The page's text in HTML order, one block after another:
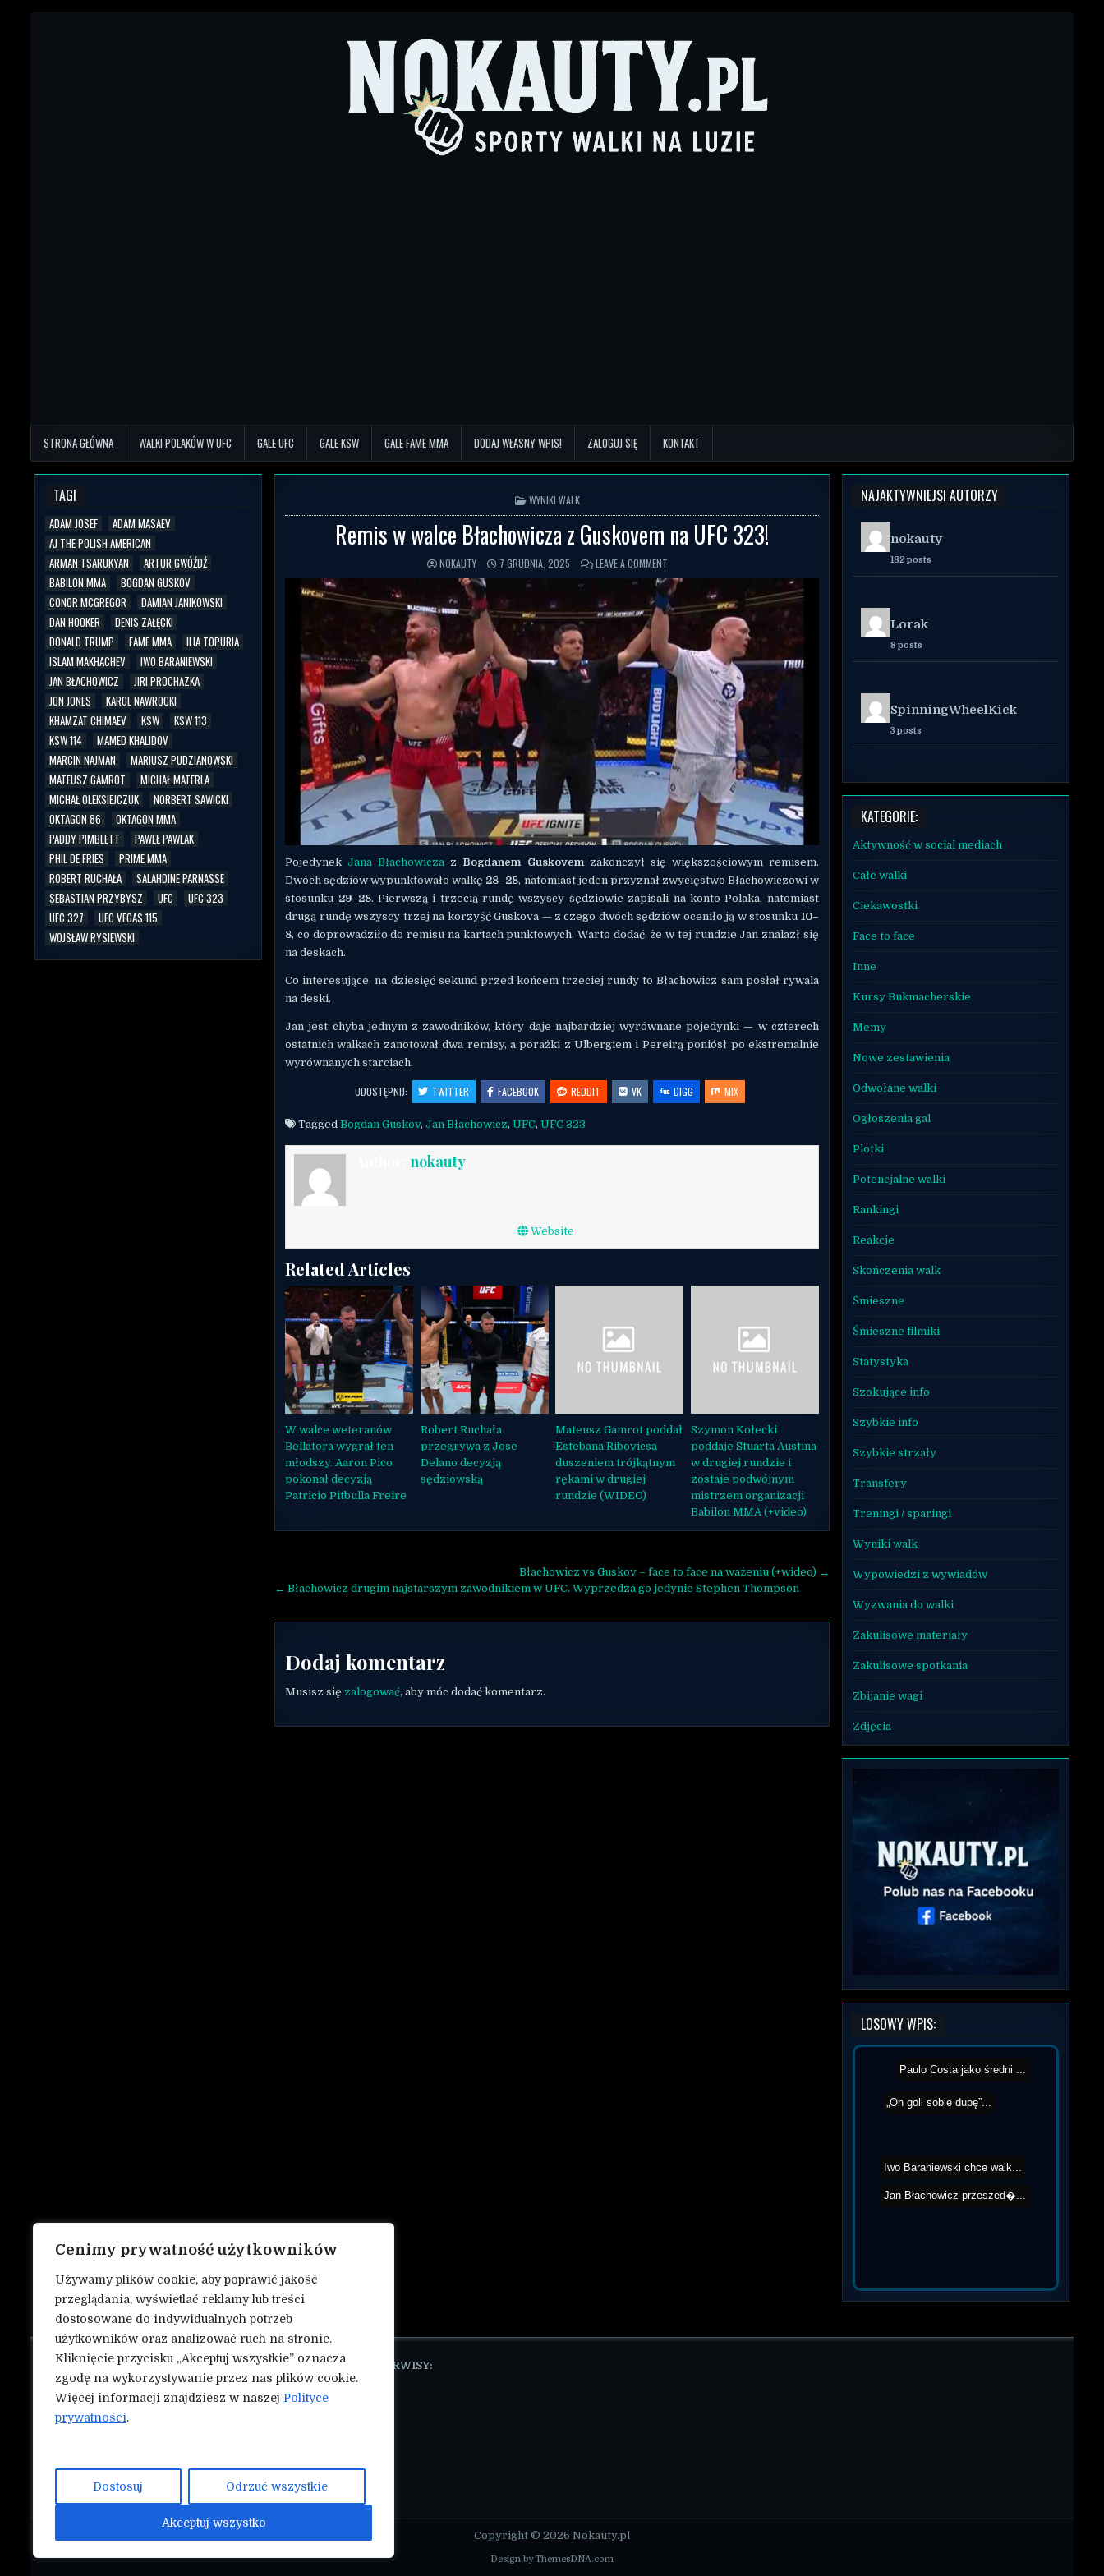
Cenimy prywatność użytkowników
Używamy plików cookie, aby poprawić jakość
przeglądania, wyświetlać reklamy lub treści
dostosowane do indywidualnych potrzeb
użytkowników oraz analizować ruch na stronie.
Kliknięcie przycisku „Akceptuj wszystkie” oznacza
zgodę na wykorzystywanie przez nas plików cookie.
Więcej informacji znajdziesz w naszej Polityce
prywatności.
Dostosuj Odrzuć wszystkie
Akceptuj wszystko
STRONA GŁÓWNA WALKI POLAKÓW W UFC GALE UFC GALE KSW GALE FAME MMA DODAJ WŁASNY WPIS! ZALOGUJ SIĘ KONTAKT
POSTED IN
WYNIKI WALK
Remis w walce Błachowicza z Guskovem na UFC 323!
NOKAUTY 7 GRUDNIA, 2025 LEAVE A COMMENT
PojedynekJana Błachowicza z Bogdanem Guskovemzakończył się większościowym remisem.
Dwóch sędziów wypunktowało walkę 28–28, natomiast jeden przyznał zwycięstwo Błachowiczowi w
stosunku 29–28. Pierwszą i trzecią rundę wszyscy sędziowie zapisali na konto Polaka, natomiast
drugą rundę wszyscy trzej na korzyść Guskova — z czego dwóch sędziów oceniło ją w stosunku 10–
8, co doprowadziło do remisu na kartach punktowych. Warto dodać, że w tej rundzie Jan znalazł się
na deskach.
Co interesujące, na dziesięć sekund przed końcem trzeciej rundy to Błachowicz sam posłał rywala
na deski.
Jan jest chyba jednym z zawodników, który daje najbardziej wyrównane pojedynki — w czterech
ostatnich walkach zanotował dwa remisy, a porażki z Ulbergiem i Pereirą poniósł po ekstremalnie
wyrównanych starciach.
UDOSTĘPNIJ: TWITTER FACEBOOK REDDIT VK DIGG MIX
TaggedBogdan Guskov,Jan Błachowicz,UFC,UFC 323
nokauty
Website
Related Articles
W walce weteranów
Bellatora wygrał ten
młodszy. Aaron Pico
pokonał decyzją
Patricio Pitbulla Freire
Robert Ruchała
przegrywa z Jose
Delano decyzją
sędziowską
Mateusz Gamrot poddał
Estebana Ribovicsa
duszeniem trójkątnym
rękami w drugiej
rundzie (WIDEO)
Szymon Kołecki
poddaje Stuarta Austina
w drugiej rundzie i
zostaje podwójnym
mistrzem organizacji
Babilon MMA (+video)
Błachowicz vs Guskov – face to face na ważeniu (+wideo) →
← Błachowicz drugim najstarszym zawodnikiem w UFC. Wyprzedza go jedynie Stephen Thompson
Dodaj komentarz
Musisz się zalogować, aby móc dodać komentarz.
TAGI
ADAM JOSEF
ADAM MASAEV
AJ THE POLISH AMERICAN
ARMAN TSARUKYAN
ARTUR GWÓŹDŹ
BABILON MMA
BOGDAN GUSKOV
CONOR MCGREGOR
DAMIAN JANIKOWSKI
DAN HOOKER
DENIS ZAŁĘCKI
DONALD TRUMP
FAME MMA
ILIA TOPURIA
ISLAM MAKHACHEV
IWO BARANIEWSKI
JAN BŁACHOWICZ
JIRI PROCHAZKA
JON JONES
KAROL NAWROCKI
KHAMZAT CHIMAEV
KSW
KSW 113
KSW 114
MAMED KHALIDOV
MARCIN NAJMAN
MARIUSZ PUDZIANOWSKI
MATEUSZ GAMROT
MICHAŁ MATERLA
MICHAŁ OLEKSIEJCZUK
NORBERT SAWICKI
OKTAGON 86
OKTAGON MMA
PADDY PIMBLETT
PAWEŁ PAWLAK
PHIL DE FRIES
PRIME MMA
ROBERT RUCHAŁA
SALAHDINE PARNASSE
SEBASTIAN PRZYBYSZ
UFC
UFC 323
UFC 327
UFC VEGAS 115
WOJSŁAW RYSIEWSKI
NAJAKTYWNIEJSI AUTORZY
nokauty
182 posts
Lorak
8 posts
SpinningWheelKick
3 posts
KATEGORIE:
Aktywność w social mediach
Całe walki
Ciekawostki
Face to face
Inne
Kursy Bukmacherskie
Memy
Nowe zestawienia
Odwołane walki
Ogłoszenia gal
Plotki
Potencjalne walki
Rankingi
Reakcje
Skończenia walk
Śmieszne
Śmieszne filmiki
Statystyka
Szokujące info
Szybkie info
Szybkie strzały
Transfery
Treningi / sparingi
Wyniki walk
Wypowiedzi z wywiadów
Wyzwania do walki
Zakulisowe materiały
Zakulisowe spotkania
Zbijanie wagi
Zdjęcia
LOSOWY WPIS:
Jan Błachowicz przeszed�...
Paulo Costa jako średni ...
„On goli sobie dupę”...
Iwo Baraniewski chce walk...
O nas
Kontakt
Współtwórz serwis Nokauty.pl!
NASZE INNE SERWISY:
Copyright © 2026 Nokauty.pl
Design by ThemesDNA.com